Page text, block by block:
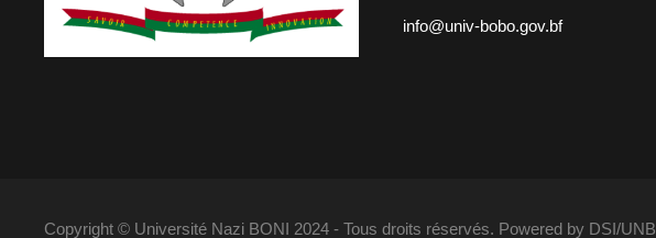
info@univ-bobo.gov.bf
Copyright © Université Nazi BONI 2024 - Tous droits réservés. Powered by DSI/UNB